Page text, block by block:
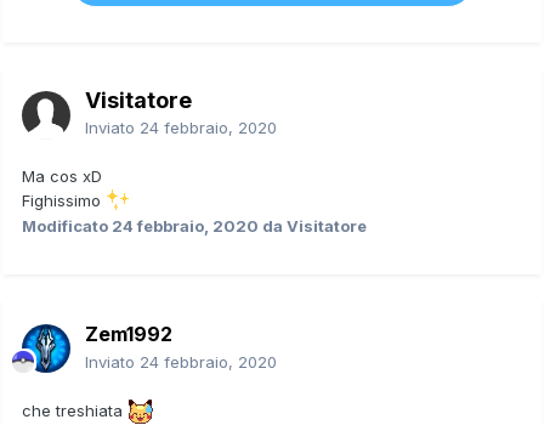
Visitatore
Inviato 24 febbraio, 2020
Ma cos xD
Fighissimo
Modificato 24 febbraio, 2020 da Visitatore
Zem1992
Inviato 24 febbraio, 2020
che treshiata